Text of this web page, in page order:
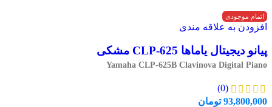
اتمام موجودی
افزودن به علاقه مندی
پیانو دیجیتال یاماها CLP-625 مشکی
Yamaha CLP-625B Clavinova Digital Piano
(0)
93,800,000 تومان